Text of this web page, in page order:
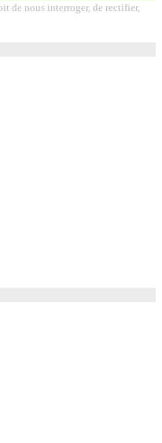
de nous interroger, de rectifier,